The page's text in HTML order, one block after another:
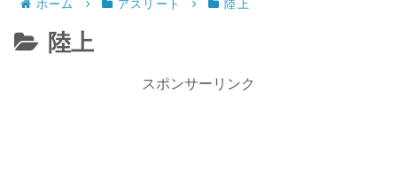
ホーム アスリート 陸上
陸上
スポンサーリンク